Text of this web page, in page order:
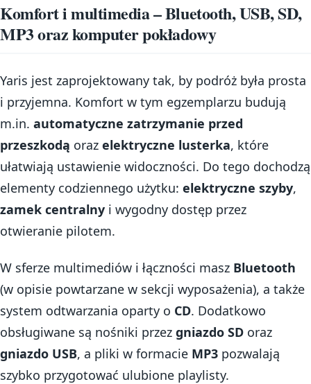
Komfort i multimedia – Bluetooth, USB, SD,
MP3 oraz komputer pokładowy
Yaris jest zaprojektowany tak, by podróż była prosta
i przyjemna. Komfort w tym egzemplarzu budują
m.in. automatyczne zatrzymanie przed
przeszkodą oraz elektryczne lusterka, które
ułatwiają ustawienie widoczności. Do tego dochodzą
elementy codziennego użytku: elektryczne szyby,
zamek centralny i wygodny dostęp przez
otwieranie pilotem.
W sferze multimediów i łączności masz Bluetooth
(w opisie powtarzane w sekcji wyposażenia), a także
system odtwarzania oparty o CD. Dodatkowo
obsługiwane są nośniki przez gniazdo SD oraz
gniazdo USB, a pliki w formacie MP3 pozwalają
szybko przygotować ulubione playlisty.